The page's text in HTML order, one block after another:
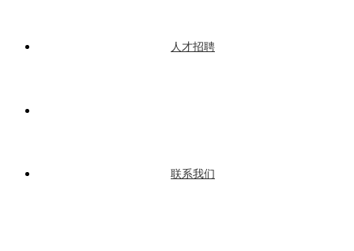
人才招聘
联系我们